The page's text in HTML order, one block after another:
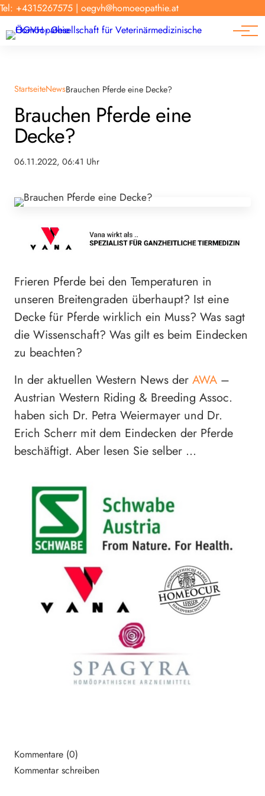
Tel: +4315267575 | oegvh@homoeopathie.at
Tierarzt-Suche
Forschung
News
StartseiteNewsBrauchen Pferde eine Decke?
Brauchen Pferde eine
Decke?
06.11.2022, 06:41 Uhr
Frieren Pferde bei den Temperaturen in
unseren Breitengraden überhaupt? Ist eine
Decke für Pferde wirklich ein Muss? Was sagt
die Wissenschaft? Was gilt es beim Eindecken
zu beachten?
In der aktuellen Western News der AWA –
Austrian Western Riding & Breeding Assoc.
haben sich Dr. Petra Weiermayer und Dr.
Erich Scherr mit dem Eindecken der Pferde
beschäftigt. Aber lesen Sie selber …
Kommentare (0)
Kommentar schreiben